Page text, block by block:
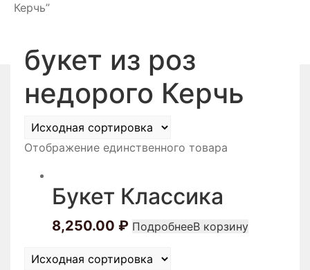
Керчь”
букет из роз
недорого Керчь
Отображение единственного товара
Букет Классика
8,250.00 ₽ ПодробнееВ корзину